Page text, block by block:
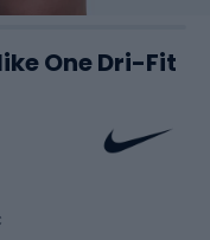
One Dri-Fit